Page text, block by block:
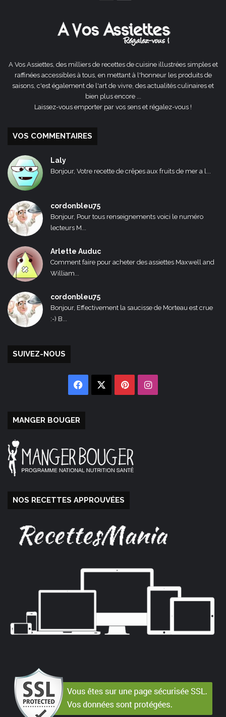
A Vos Assiettes, des milliers de recettes de cuisine illustrées simples et
raffinées accessibles à tous, en mettant à l'honneur les produits de
saisons, c'est également de l'art de vivre, des actualités culinaires et
bien plus encore ...
Laissez-vous emporter par vos sens et régalez-vous !
VOS COMMENTAIRES
Laly
Bonjour, Votre recette de crêpes aux fruits de mer a l...
cordonbleu75
Bonjour, Pour tous renseignements voici le numéro
lecteurs M...
Arlette Auduc
Comment faire pour acheter des assiettes Maxwell and
William...
cordonbleu75
Bonjour, Effectivement la saucisse de Morteau est crue
:-) B...
SUIVEZ-NOUS
Facebook PinterestInstagram
MANGER BOUGER
NOS RECETTES APPROUVÉES